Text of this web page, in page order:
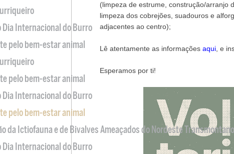
(limpeza de estrume, construção/arranjo
limpeza dos cobrejões, suadouros e
adjacentes ao centro);
Lê atentamente as informações aqui , e
Esperamos por ti!
Dia Internacional do Burro
pelo bem-estar animal
pelo bem-estar animal
Dia Internacional do Burro
pelo bem-estar animal
da Ictiofauna e de Bivalves Ameaçados do Nordeste
Dia Internacional do Burro